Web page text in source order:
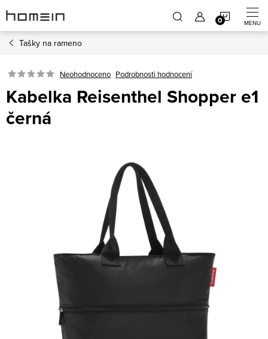
na
obsah
Tašky na rameno
Neohodnoceno Podrobnosti hodnocení
Kabelka Reisenthel Shopper e1
černá